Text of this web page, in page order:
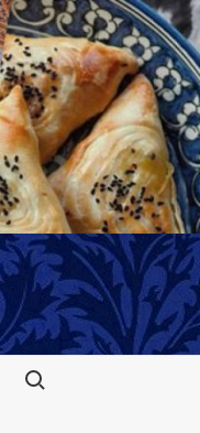
Search for: